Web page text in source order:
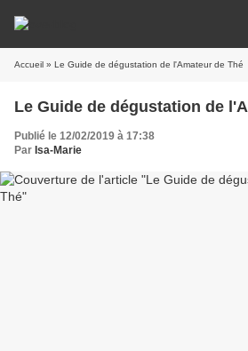
Accueil » Le Guide de dégustation de l'Amateur de Thé
Le Guide de dégustation de
Publié le 12/02/2019 à 17:38
Par Isa-Marie